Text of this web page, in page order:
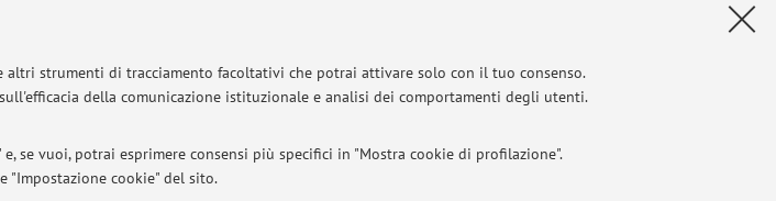
strumenti di tracciamento facoltativi che potrai attivare solo con il tuo consenso.
della comunicazione istituzionale e analisi dei comportamenti degli utenti.
se vuoi, potrai esprimere consensi più specifici in "Mostra cookie di profilazione".
"Impostazione cookie" del sito.
40126 Bologna - Partita IVA: 01131710376